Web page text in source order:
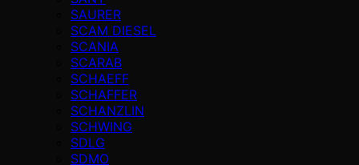
SAURER
SCAM DIESEL
SCANIA
SCARAB
SCHAEFF
SCHAFFER
SCHANZLIN
SCHWING
SDLG
SDMO